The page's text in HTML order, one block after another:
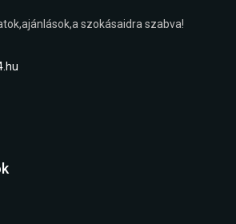
szokásaidra szabva!